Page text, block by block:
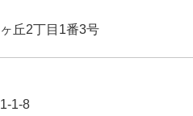
丘2丁目1番3号
1-8